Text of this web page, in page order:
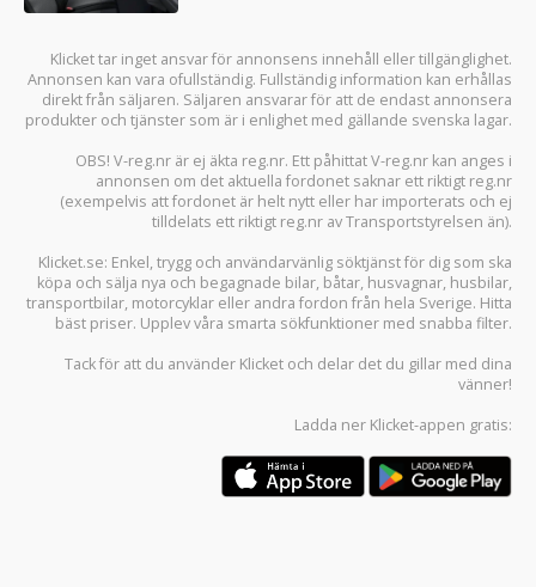
Klicket tar inget ansvar för annonsens innehåll eller tillgänglighet.
Annonsen kan vara ofullständig. Fullständig information kan erhållas
direkt från säljaren. Säljaren ansvarar för att de endast annonsera
produkter och tjänster som är i enlighet med gällande svenska lagar.
OBS! V-reg.nr är ej äkta reg.nr. Ett påhittat V-reg.nr kan anges i
annonsen om det aktuella fordonet saknar ett riktigt reg.nr
(exempelvis att fordonet är helt nytt eller har importerats och ej
tilldelats ett riktigt reg.nr av Transportstyrelsen än).
Klicket.se: Enkel, trygg och användarvänlig söktjänst för dig som ska
köpa och sälja nya och begagnade bilar, båtar, husvagnar, husbilar,
transportbilar, motorcyklar eller andra fordon från hela Sverige. Hitta
bäst priser. Upplev våra smarta sökfunktioner med snabba filter.
Tack för att du använder Klicket och delar det du gillar med dina
vänner!
Ladda ner Klicket-appen gratis: